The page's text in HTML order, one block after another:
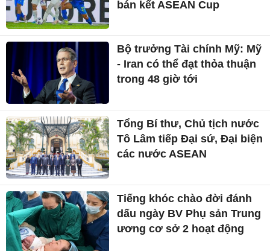
bán kết ASEAN Cup
Bộ trưởng Tài chính Mỹ: Mỹ
- Iran có thể đạt thỏa thuận
trong 48 giờ tới
Tổng Bí thư, Chủ tịch nước
Tô Lâm tiếp Đại sứ, Đại biện
các nước ASEAN
Tiếng khóc chào đời đánh
dấu ngày BV Phụ sản Trung
ương cơ sở 2 hoạt động